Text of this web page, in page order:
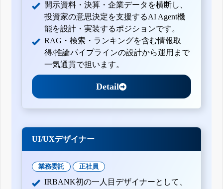
開示資料・決算・企業データを横断し、
投資家の意思決定を支援するAI Agent機
能を設計・実装するポジションです。
RAG・検索・ランキングを含む情報取
得/推論パイプラインの設計から運用まで
一気通貫で担います。
Detail
UI/UXデザイナー
業務委託 正社員
IRBANK初の一人目デザイナーとして、